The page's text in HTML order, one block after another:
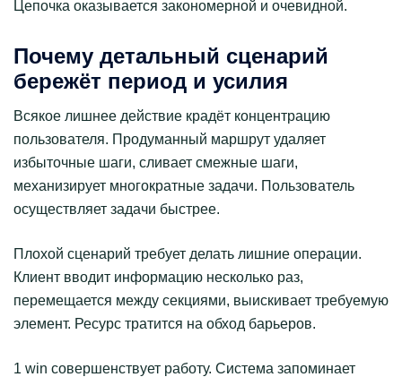
Цепочка оказывается закономерной и очевидной.
Почему детальный сценарий
бережёт период и усилия
Всякое лишнее действие крадёт концентрацию
пользователя. Продуманный маршрут удаляет
избыточные шаги, сливает смежные шаги,
механизирует многократные задачи. Пользователь
осуществляет задачи быстрее.
Плохой сценарий требует делать лишние операции.
Клиент вводит информацию несколько раз,
перемещается между секциями, выискивает требуемую
элемент. Ресурс тратится на обход барьеров.
1 win совершенствует работу. Система запоминает